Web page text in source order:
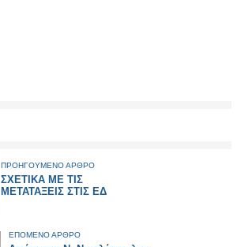
ΠΡΟΗΓΟΥΜΕΝΟ ΑΡΘΡΟ
ΣΧΕΤΙΚΑ ΜΕ ΤΙΣ
ΜΕΤΑΤΑΞΕΙΣ ΣΤΙΣ ΕΔ
ΕΠΟΜΕΝΟ ΑΡΘΡΟ